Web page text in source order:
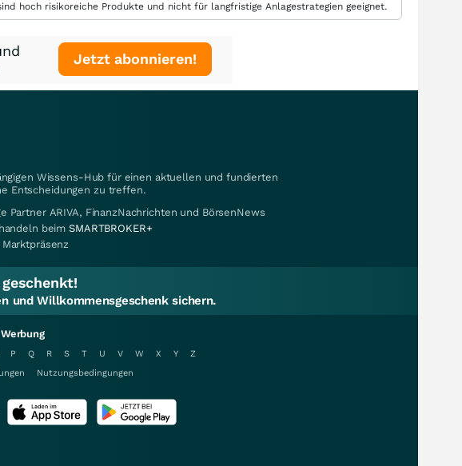
hoch risikoreiche Produkte und nicht für langfristige Anlagestrategien geeignet.
Jetzt abonnieren!
Wissens-Hub für einen aktuellen und fundierten
Entscheidungen zu treffen.
Partner ARIVA, FinanzNachrichten und BörsenNews
beimSMARTBROKER+
und Willkommensgeschenk sichern.
Werbung
P Q R S T U V W X Y
Z
Nutzungsbedingungen